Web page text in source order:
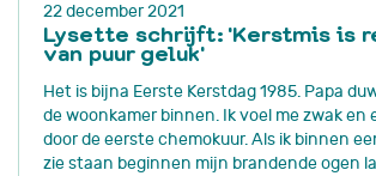
22 december 2021
Lysette schrijft: 'Kerstmis is
van puur geluk'
Het is bijna Eerste Kerstdag 1985. Papa
de woonkamer binnen. Ik voel me zwak en
door de eerste chemokuur. Als ik binnen
zie staan beginnen mijn brandende ogen